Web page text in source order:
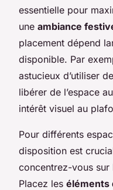
essentielle pour
une ambiance
placement dépend
disponible. Par
astucieux d’utiliser
libérer de l’espace
intérêt visuel au
Pour différents
disposition est
concentrez-vous sur
Placez les éléments